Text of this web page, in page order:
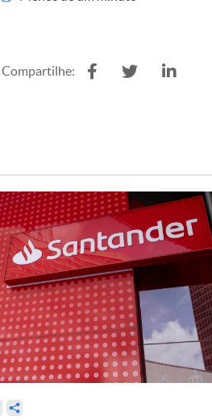
Compartilhe: